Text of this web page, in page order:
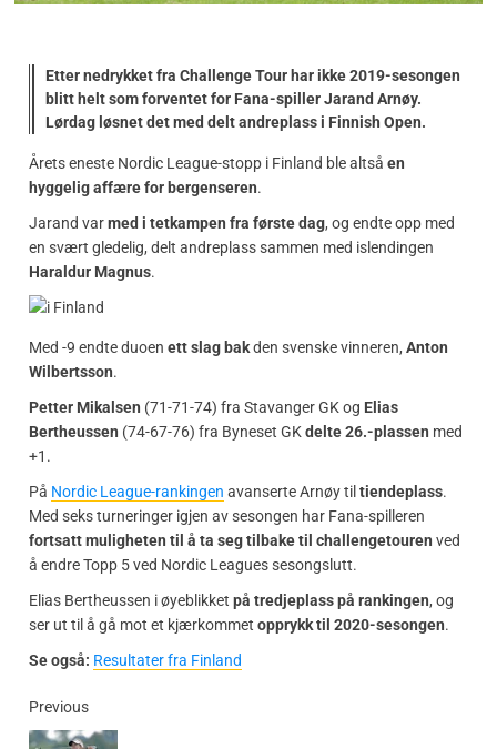
Etter nedrykket fra Challenge Tour har ikke 2019-sesongen
blitt helt som forventet for Fana-spiller Jarand Arnøy.
Lørdag løsnet det med delt andreplass i Finnish Open.
Årets eneste Nordic League-stopp i Finland ble altså en
hyggelig affære for bergenseren.
Jarand varmed i tetkampen fra første dag, og endte opp med
en svært gledelig, delt andreplass sammen med islendingen
Haraldur Magnus.
Med -9 endte duoen ett slag bakden svenske vinneren, Anton
Wilbertsson.
Petter Mikalsen (71-71-74) fra Stavanger GK og Elias
Bertheussen (74-67-76) fra Byneset GKdelte 26.-plassen med
+1.
På Nordic League-rankingen avanserte Arnøy til tiendeplass.
Med seks turneringer igjen av sesongen har Fana-spilleren
fortsatt muligheten til å ta seg tilbake til challengetouren ved
å endre Topp 5 ved Nordic Leagues sesongslutt.
Elias Bertheussen i øyeblikket på tredjeplass på rankingen, og
ser ut til å gå mot et kjærkommet opprykk til 2020-sesongen.
Se også: Resultater fra Finland
Previous